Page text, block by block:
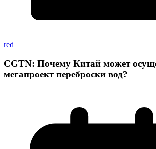
red
CGTN: Почему Китай может
мегапроект переброски вод?